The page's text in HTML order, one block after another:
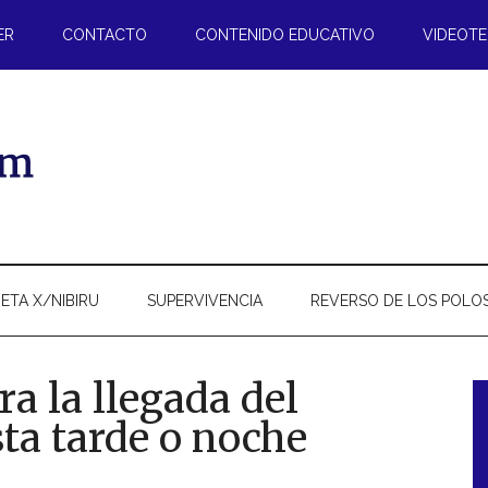
CONTACTO CONTENIDO EDUCATIVO
X/NIBIRU SUPERVIVENCIA REVERSO DE LOS
la llegada del
tarde o noche